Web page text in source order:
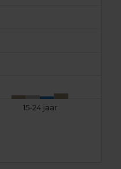
15-24 jaar